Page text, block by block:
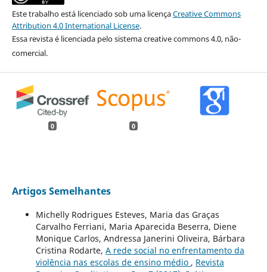
Este trabalho está licenciado sob uma licençaCreative Commons
Attribution 4.0 International License.
Essa revista é licenciada pelo sistema creative commons 4.0, não-
comercial.
0 0
Artigos Semelhantes
Michelly Rodrigues Esteves, Maria das Graças
Carvalho Ferriani, Maria Aparecida Beserra, Diene
Monique Carlos, Andressa Janerini Oliveira, Bárbara
Cristina Rodarte, A rede social no enfrentamento da
violência nas escolas de ensino médio , Revista